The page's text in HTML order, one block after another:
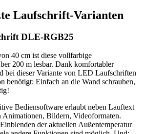
Laufschrift-Varianten
DLE-RGB25
40 cm ist diese vollfarbige
200 m lesbar. Dank komfortabler
bei dieser Variante von LED Laufschriften
benötigt: Einfach an die Wand schrauben,
Bediensoftware erlaubt neben Lauftext
Animationen, Bildern, Videoformaten.
der aktuellen Außentemperatur